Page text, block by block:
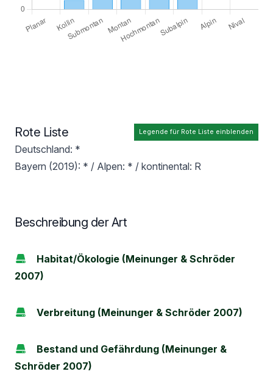
Legende für Rote Liste einblenden
Rote Liste
Deutschland: *
Bayern (2019): * / Alpen: * / kontinental: R
Beschreibung der Art
Habitat/Ökologie (Meinunger & Schröder
2007)
Verbreitung (Meinunger & Schröder 2007)
Bestand und Gefährdung (Meinunger &
Schröder 2007)